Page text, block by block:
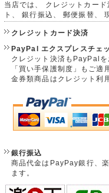
当店では、 クレジットカー
ト、 銀行振込、 郵便振替、
クレジットカード決済
PayPal エクスプレスチェ
クレジット決済もPayPalを
「買い手保護制度」もご適
金券類商品はクレジット利
銀行振込
商品代金はPayPay銀行、
ます。